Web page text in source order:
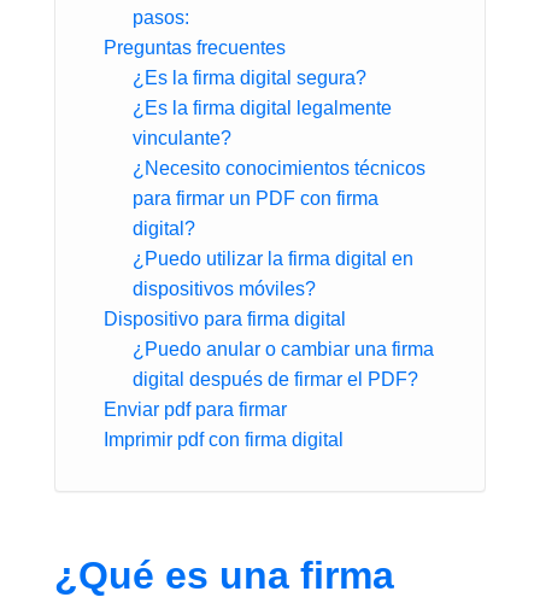
pasos:
Preguntas frecuentes
¿Es la firma digital segura?
¿Es la firma digital legalmente
vinculante?
¿Necesito conocimientos técnicos
para firmar un PDF con firma
digital?
¿Puedo utilizar la firma digital en
dispositivos móviles?
Dispositivo para firma digital
¿Puedo anular o cambiar una firma
digital después de firmar el PDF?
Enviar pdf para firmar
Imprimir pdf con firma digital
¿Qué es una firma